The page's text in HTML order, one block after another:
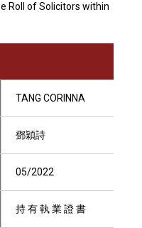
Roll of Solicitors within
TANG CORINNA
鄧穎詩
05/2022
持 有 執 業 證 書